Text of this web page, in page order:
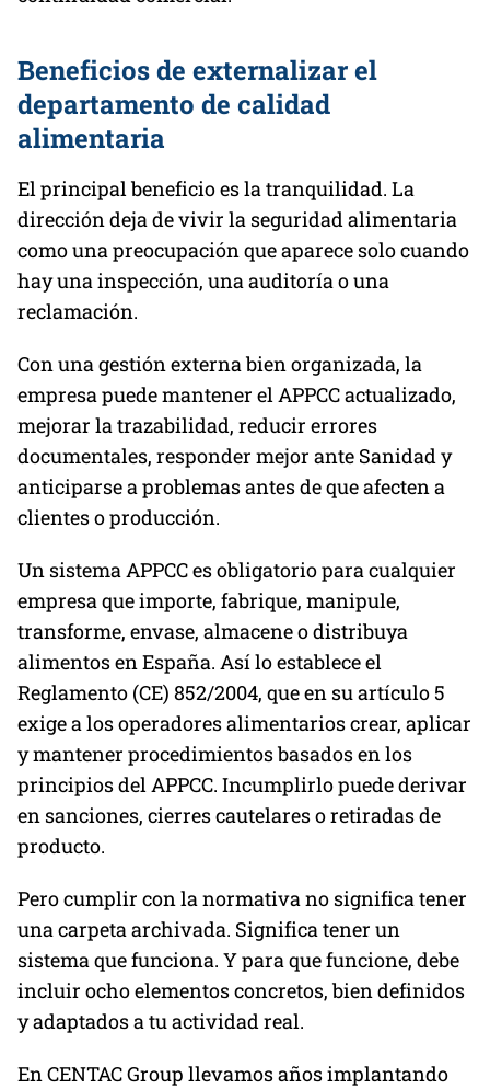
Beneficios de externalizar el
departamento de calidad
alimentaria
El principal beneficio es la tranquilidad. La
dirección deja de vivir la seguridad alimentaria
como una preocupación que aparece solo cuando
hay una inspección, una auditoría o una
reclamación.
Con una gestión externa bien organizada, la
empresa puede mantener el APPCC actualizado,
mejorar la trazabilidad, reducir errores
documentales, responder mejor ante Sanidad y
anticiparse a problemas antes de que afecten a
clientes o producción.
Un sistema APPCC es obligatorio para cualquier
empresa que importe, fabrique, manipule,
transforme, envase, almacene o distribuya
alimentos en España. Así lo establece el
Reglamento (CE) 852/2004, que en su artículo 5
exige a los operadores alimentarios crear, aplicar
y mantener procedimientos basados en los
principios del APPCC. Incumplirlo puede derivar
en sanciones, cierres cautelares o retiradas de
producto.
Pero cumplir con la normativa no significa tener
una carpeta archivada. Significa tener un
sistema que funciona. Y para que funcione, debe
incluir ocho elementos concretos, bien definidos
y adaptados a tu actividad real.
En CENTAC Group llevamos años implantando